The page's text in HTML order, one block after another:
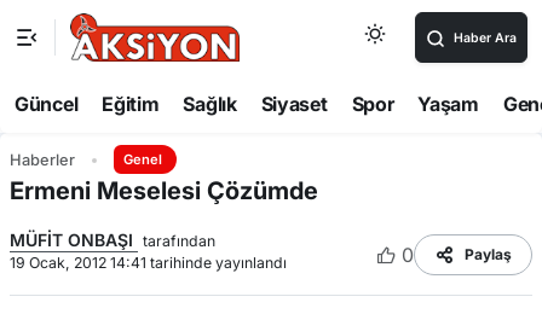
Haber Ara
Güncel Eğitim Sağlık Siyaset Spor Yaşam
Haberler Genel
Ermeni Meselesi Çözümde
MÜFİT ONBAŞI tarafından
19 Ocak, 2012 14:41 tarihinde yayınlandı
0 Paylaş